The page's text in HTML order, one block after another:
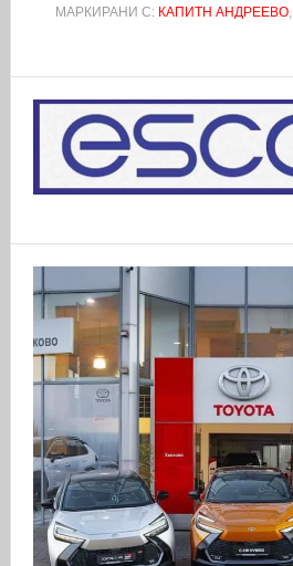
МАРКИРАНИ С: КАПИТН АНДРЕЕВО,